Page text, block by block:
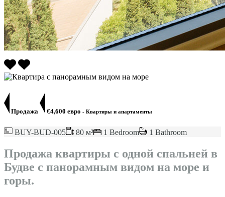
Продажа €4,600 евро - Квартиры и апартаменты
BUY-BUD-005 80 м² 1 Bedroom 1 Bathroom
Продажа квартиры с одной спальней в
Будве с панорамным видом на море и
горы.